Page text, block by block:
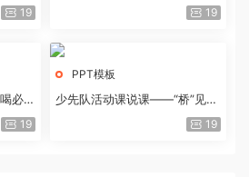
19 19
必须
19
PPT模板
少先队活动课说课——“桥”见中
19